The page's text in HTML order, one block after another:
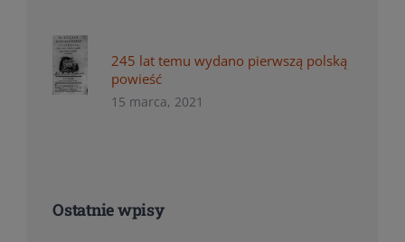
245 lat temu wydano pierwszą polską
powieść
15 marca, 2021
Ostatnie wpisy